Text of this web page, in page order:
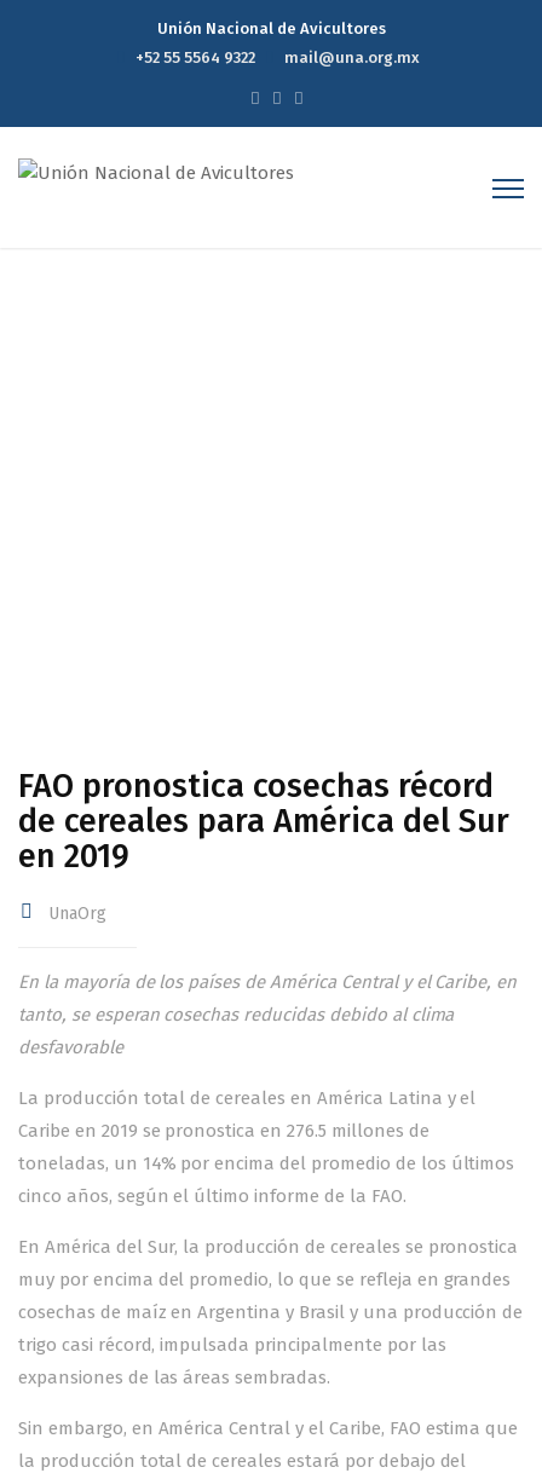
Unión Nacional de Avicultores
+52 55 5564 9322
mail@una.org.mx
FAO pronostica cosechas récord
de cereales para América del Sur
en 2019
UnaOrg
En la mayoría de los países de América Central y el Caribe, en
tanto, se esperan cosechas reducidas debido al clima
desfavorable
La producción total de cereales en América Latina y el
Caribe en 2019 se pronostica en 276.5 millones de
toneladas, un 14% por encima del promedio de los últimos
cinco años, según el último informe de la FAO.
En América del Sur, la producción de cereales se pronostica
muy por encima del promedio, lo que se refleja en grandes
cosechas de maíz en Argentina y Brasil y una producción de
trigo casi récord, impulsada principalmente por las
expansiones de las áreas sembradas.
Sin embargo, en América Central y el Caribe, FAO estima que
la producción total de cereales estará por debajo del